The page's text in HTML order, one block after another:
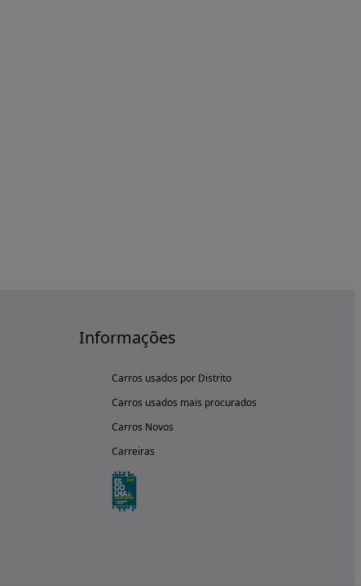
Informações
Carros usados por Distrito
Carros usados mais procurados
Carros Novos
Carreiras